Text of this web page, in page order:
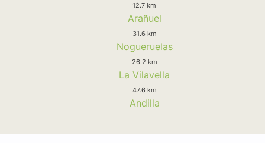
12.7 km
Arañuel
31.6 km
Nogueruelas
26.2 km
La Vilavella
47.6 km
Andilla